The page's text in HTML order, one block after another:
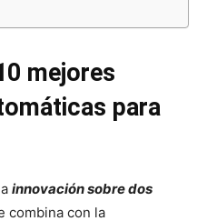
mejores
para
innovación sobre dos
combina con la